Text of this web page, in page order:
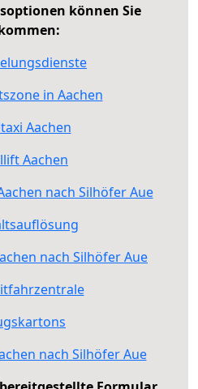
können Sie
in Aachen
Aachen
Aachen
nach Silhöfer Aue
nach Silhöfer Aue
nach Silhöfer Aue